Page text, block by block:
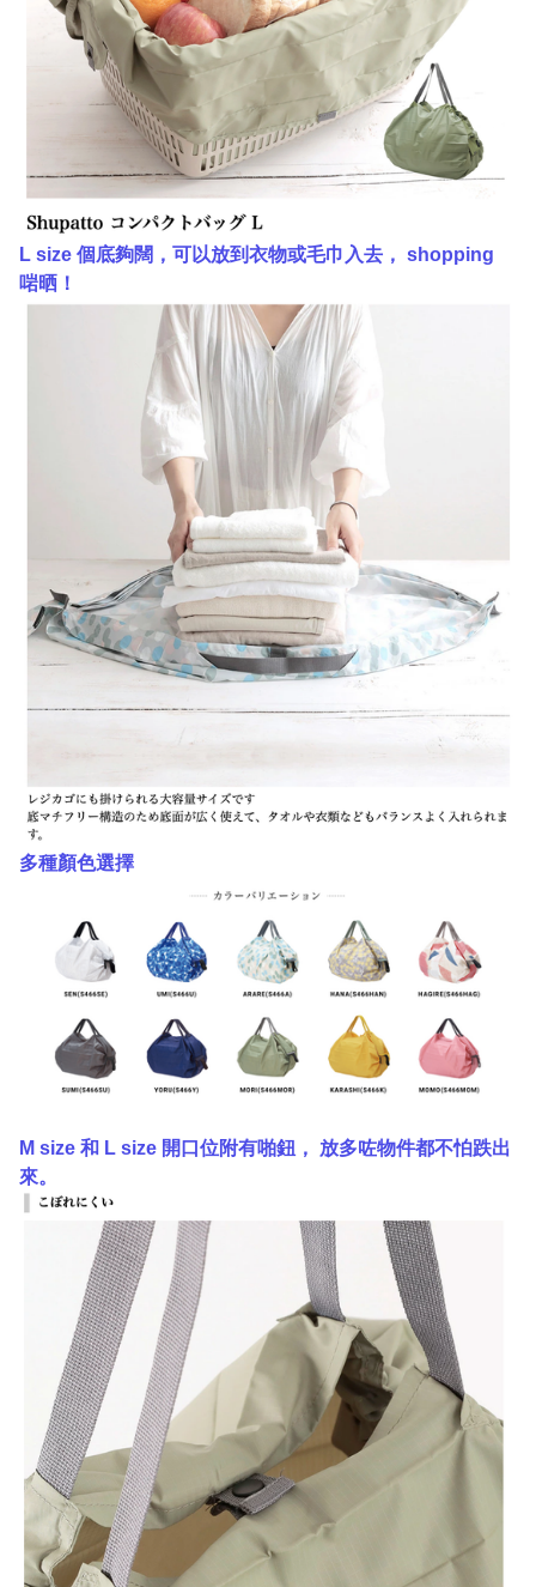
L size 個底夠闊，可以放到衣物或毛巾入去， shopping
啱晒！
多種顏色選擇
M size 和 L size 開口位附有啪鈕， 放多咗物件都不怕跌出
來。